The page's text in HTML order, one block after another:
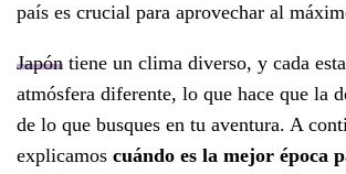
país es crucial para aprovechar al
Japón tiene un clima diverso, y cada
atmósfera diferente, lo que hace que la
de lo que busques en tu aventura. A
explicamos cuándo es la mejor época